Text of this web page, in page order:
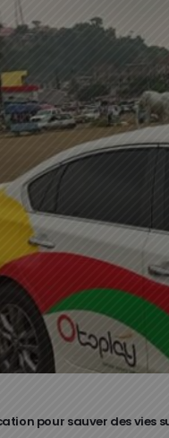
pour sauver des vies